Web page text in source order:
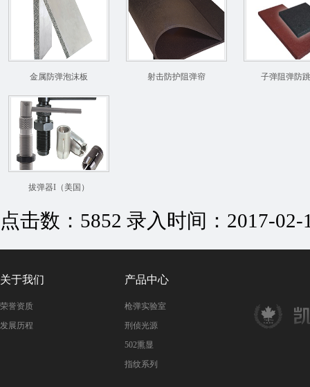
金属防弹泡沫板 射击防护阻弹帘 子弹阻弹防
拔弹器I（美国）
点击数：5852 录入时间：2017-02-
关于我们
荣誉资质
发展历程
产品中心
枪弹实验室
刑侦光源
502熏显
指纹系列